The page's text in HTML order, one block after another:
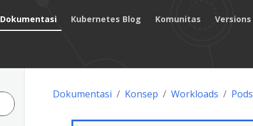
Dokumentasi Kubernetes Blog Komunitas Versions
Dokumentasi Konsep Workloads Pods